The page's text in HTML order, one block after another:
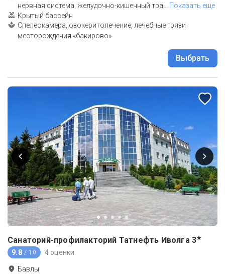
нервная система, желудочно-кишечный тра… Показать еще
Крытый бассейн
Спелеокамера, озокеритолечение, лечебные грязи
месторождения «бакирово»
Выбрать
Санаторий-профилакторий Татнефть Иволга 3★
9.8 / 10 4 оценки
Бавлы